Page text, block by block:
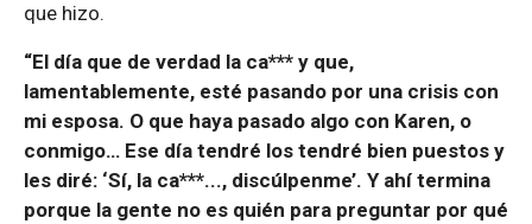
que hizo.
“El día que de verdad la ca*** y que,
lamentablemente, esté pasando por una crisis con
mi esposa. O que haya pasado algo con Karen, o
conmigo… Ese día tendré los tendré bien puestos y
les diré: ‘Sí, la ca***..., discúlpenme’. Y ahí termina
porque la gente no es quién para preguntar por qué